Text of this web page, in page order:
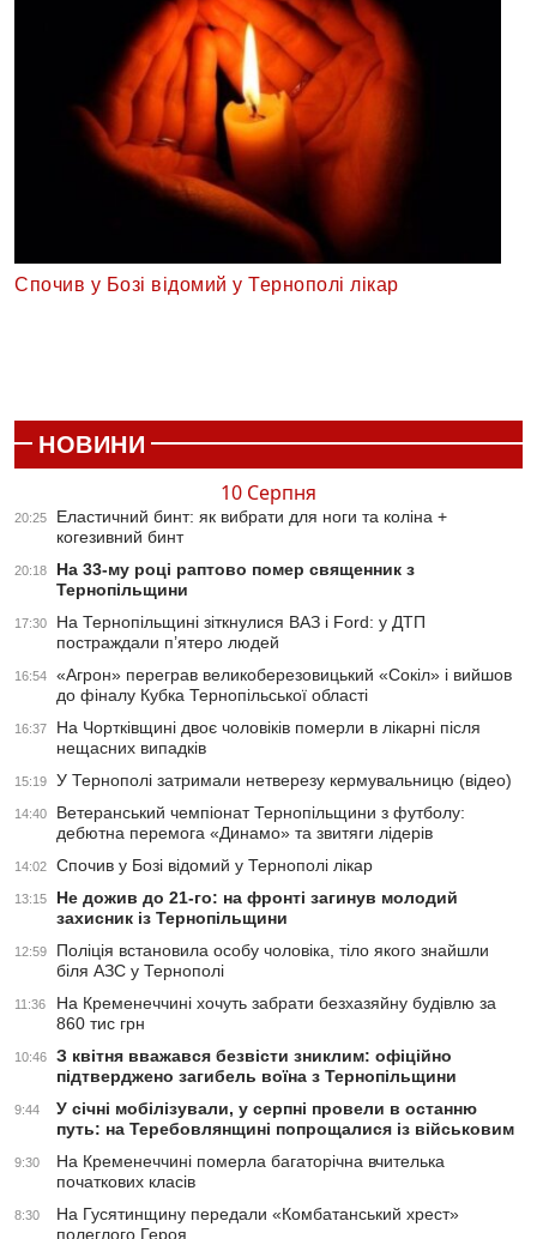
Спочив у Бозі відомий у Тернополі лікар
НОВИНИ
10 Серпня
20:25
Еластичний бинт: як вибрати для ноги та коліна +
когезивний бинт
20:18
На 33-му році раптово помер священник з
Тернопільщини
17:30
На Тернопільщині зіткнулися ВАЗ і Ford: у ДТП
постраждали п’ятеро людей
16:54
«Агрон» переграв великоберезовицький «Сокіл» і вийшов
до фіналу Кубка Тернопільської області
16:37
На Чортківщині двоє чоловіків померли в лікарні після
нещасних випадків
15:19 У Тернополі затримали нетверезу кермувальницю (відео)
14:40
Ветеранський чемпіонат Тернопільщини з футболу:
дебютна перемога «Динамо» та звитяги лідерів
14:02 Спочив у Бозі відомий у Тернополі лікар
13:15
Не дожив до 21-го: на фронті загинув молодий
захисник із Тернопільщини
12:59
Поліція встановила особу чоловіка, тіло якого знайшли
біля АЗС у Тернополі
11:36
На Кременеччині хочуть забрати безхазяйну будівлю за
860 тис грн
10:46
З квітня вважався безвісти зниклим: офіційно
підтверджено загибель воїна з Тернопільщини
9:44
У січні мобілізували, у серпні провели в останню
путь: на Теребовлянщині попрощалися із військовим
9:30
На Кременеччині померла багаторічна вчителька
початкових класів
8:30
На Гусятинщину передали «Комбатанський хрест»
полеглого Героя